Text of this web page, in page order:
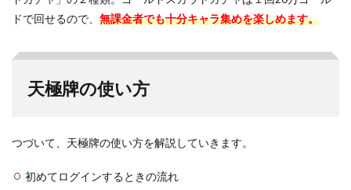
ドで回せるので、 無課金者でも十分キャラ集めを楽しめます。
天極牌の使い方
つづいて、天極牌の使い方を解説していきます。
初めてログインするときの流れ